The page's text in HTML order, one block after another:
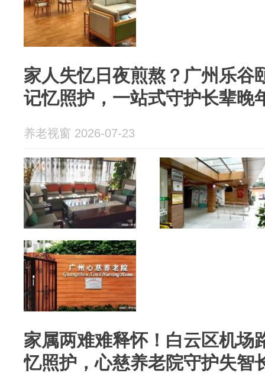
家人失忆日夜煎熬？广州乐谷
记忆照护，一站式守护长辈晚
养老视窗 2026-07-23
家属两难难释怀！白云区机场
忆照护，心慈养老院守护失智